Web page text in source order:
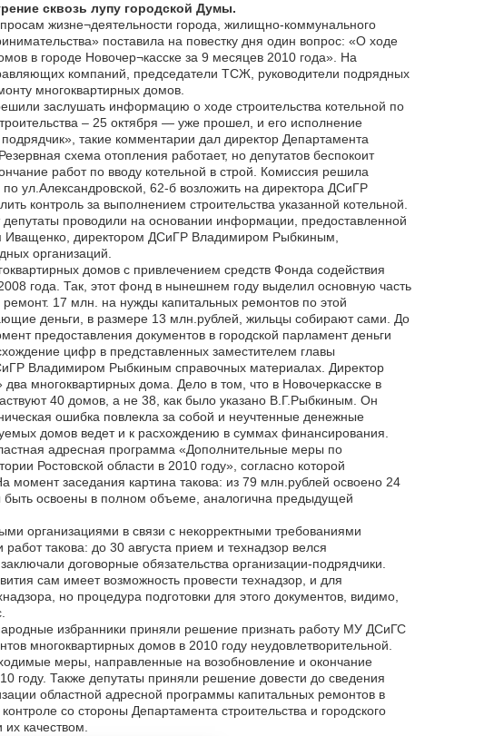
сквозь лупу городской Думы.
жизне¬деятельности города, жилищно-коммунального
поставила на повестку дня один вопрос: «О ходе
в городе Новочер¬касске за 9 месяцев 2010 года». На
компаний, председатели ТСЖ, руководители подрядных
многоквартирных домов.
заслушать информацию о ходе строительства котельной по
– 25 октября — уже прошел, и его исполнение
такие комментарии дал директор Департамента
схема отопления работает, но депутатов беспокоит
работ по вводу котельной в строй. Комиссия решила
по ул.Александровской, 62-б возложить на директора ДСиГР
контроль за выполнением строительства указанной котельной.
проводили на основании информации, предоставленной
Иващенко, директором ДСиГР Владимиром Рыбкиным,
организаций.
домов с привлечением средств Фонда содействия
года. Так, этот фонд в нынешнем году выделил основную часть
17 млн. на нужды капитальных ремонтов по этой
деньги, в размере 13 млн.рублей, жильцы собирают сами. До
предоставления документов в городской парламент деньги
цифр в представленных заместителем главы
Владимиром Рыбкиным справочных материалах. Директор
многоквартирных дома. Дело в том, что в Новочеркасске в
40 домов, а не 38, как было указано В.Г.Рыбкиным. Он
ошибка повлекла за собой и неучтенные денежные
домов ведет и к расхождению в суммах финансирования.
адресная программа «Дополнительные меры по
Ростовской области в 2010 году», согласно которой
заседания картина такова: из 79 млн.рублей освоено 24
быть освоены в полном объеме, аналогична предыдущей
организациями в связи с некорректными требованиями
такова: до 30 августа прием и технадзор велся
договорные обязательства организации-подрядчики.
сам имеет возможность провести технадзор, и для
но процедура подготовки для этого документов, видимо,
избранники приняли решение признать работу МУ ДСиГС
многоквартирных домов в 2010 году неудовлетворительной.
меры, направленные на возобновление и окончание
году. Также депутаты приняли решение довести до сведения
областной адресной программы капитальных ремонтов в
со стороны Департамента строительства и городского
качеством.